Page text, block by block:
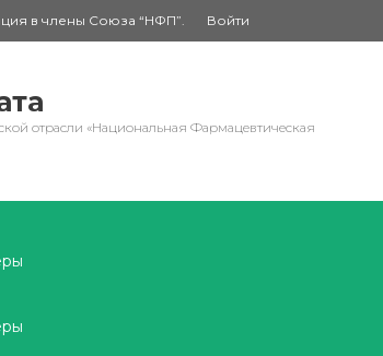
в члены Союза “НФП”. Войти
отрасли «Национальная Фармацевтическая